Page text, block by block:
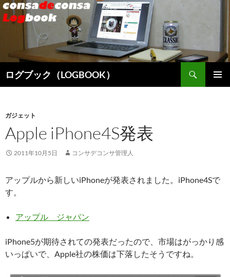
ログブック（LOGBOOK）
索
ン
ツ
へ
キ
プ
ガジェット
Apple iPhone4S発表
2011年10月5日 コンサデコンサ管理人
アップルから新しいiPhoneが発表されました。iPhone4Sで
す。
アップル ジャパン
iPhone5が期待されての発表だったので、市場はがっかり感
いっぱいで、Apple社の株価は下落したそうですね。